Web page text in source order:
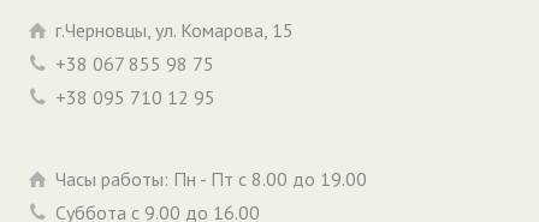
г.Черновцы, ул. Комарова, 15
+38 067 855 98 75
+38 095 710 12 95
Часы работы: Пн - Пт с 8.00 до 19.00
Суббота с 9.00 до 16.00